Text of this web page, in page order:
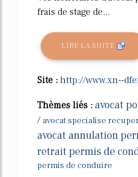
frais de stage de...
LIRE LA SUITE
Site : http://www.xn--
Thèmes liés : avocat
/ avocat specialise
avocat annulation
retrait permis de
permis de conduire